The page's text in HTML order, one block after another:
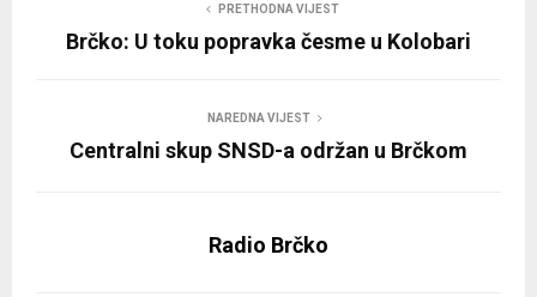
PRETHODNA VIJEST
Brčko: U toku popravka česme u Kolobari
NAREDNA VIJEST
Centralni skup SNSD-a održan u Brčkom
Radio Brčko